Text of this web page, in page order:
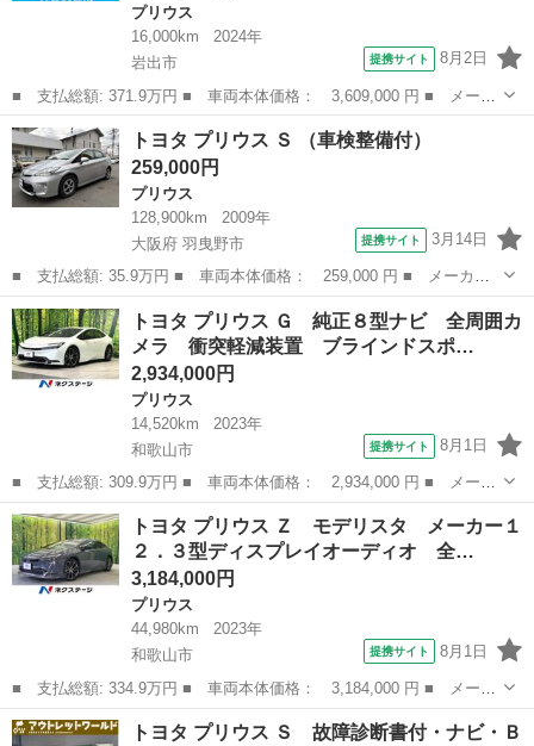
プリウス
16,000km
2024年
岩出市
提携サイト 8月2日
■ 支払総額: 371.9万円 ■ 車両本体価格： 3,609,000 円 ■ メーカ
ー名： トヨタ ■ 車種名： プリウス ■ グレード名： Ｚ サン
ルーフ／保証書／ディスプレイオーディオ＋ナビ／デジタルインナー
ミラー／...
和歌山 岩出市 プリウス
トヨタ プリウス Ｓ （車検整備付）
259,000円
プリウス
128,900km
2009年
大阪府 羽曳野市
提携サイト 3月14日
■ 支払総額: 35.9万円 ■ 車両本体価格： 259,000 円 ■ メーカー
名： トヨタ ■ 車種名： プリウス ■ グレード名： Ｓ ■ 排気
量： 1800cc ■ ドア枚数： 5D ■ ミッション： CVT ■ ...
大阪 羽曳野市 プリウス
トヨタ プリウス Ｇ 純正８型ナビ 全周囲カ
メラ 衝突軽減装置 ブラインドスポ…
2,934,000円
プリウス
14,520km
2023年
和歌山市
提携サイト 8月1日
■ 支払総額: 309.9万円 ■ 車両本体価格： 2,934,000 円 ■ メーカ
ー名： トヨタ ■ 車種名： プリウス ■ グレード名： Ｇ 純正
８型ナビ 全周囲カメラ 衝突軽減装置 ブラインドスポットモニタ
ー シー...
和歌山 和歌山市 プリウス
トヨタ プリウス Ｚ モデリスタ メーカー１
２．３型ディスプレイオーディオ 全…
3,184,000円
プリウス
44,980km
2023年
和歌山市
提携サイト 8月1日
■ 支払総額: 334.9万円 ■ 車両本体価格： 3,184,000 円 ■ メーカ
ー名： トヨタ ■ 車種名： プリウス ■ グレード名： Ｚ モデ
リスタ メーカー１２．３型ディスプレイオーディオ 全周囲カメ
和歌山 和歌山市 プリウス
トヨタ プリウス Ｓ 故障診断書付・ナビ・Ｂ